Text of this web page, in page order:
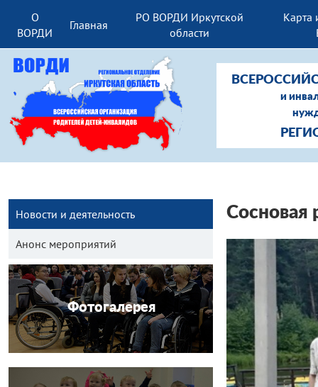
О
ВОРДИ
Главная
РО ВОРДИ Иркутской
области
Карта
и
Новости и деятельность
Анонс мероприятий
Фотогалерея